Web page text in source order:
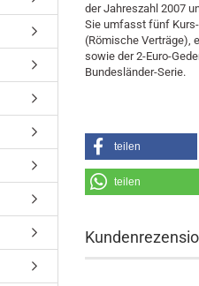
der Jahreszahl 2007
Sie umfasst fünf
(Römische Verträge),
sowie der 2-Euro-
Bundesländer-Serie.
teilen
teilen